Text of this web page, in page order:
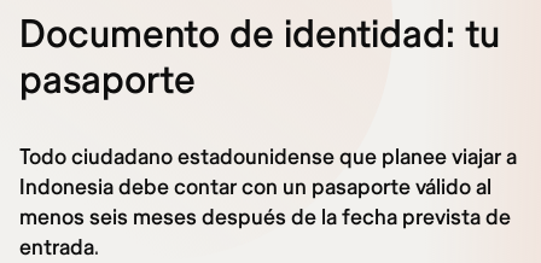
Documento de identidad: tu
pasaporte
Todo ciudadano estadounidense que planee viajar a
Indonesia debe contar con un pasaporte válido al
menos seis meses después de la fecha prevista de
entrada.